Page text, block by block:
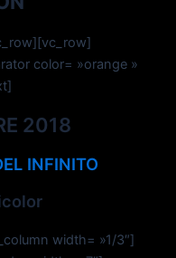
color= »orange »
2018
INFINITO
width= »1/3″]